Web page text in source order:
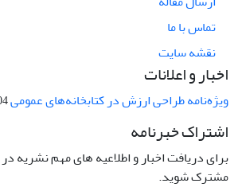
تماس با ما
نقشه سایت
اخبار و اعلانات
ویژه‌نامه طراحی ارزش در کتابخانه‌های عمومی
اشتراک خبرنامه
برای دریافت اخبار و اطلاعیه های مهم نشریه
مشترک شوید.